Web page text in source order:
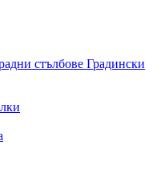
стълбове Градински